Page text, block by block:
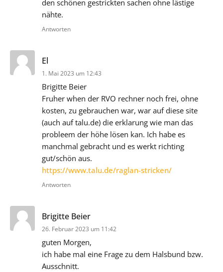
den schönen gestrickten sachen ohne lästige
nähte.
Antworten
El
1. Mai 2023 um 12:43
Brigitte Beier
Fruher when der RVO rechner noch frei, ohne
kosten, zu gebrauchen war, war auf diese site
(auch auf talu.de) die erklarung wie man das
probleem der höhe lösen kan. Ich habe es
manchmal gebracht und es werkt richting
gut/schön aus.
https://www.talu.de/raglan-stricken/
Antworten
Brigitte Beier
26. Februar 2023 um 11:42
guten Morgen,
ich habe mal eine Frage zu dem Halsbund bzw.
Ausschnitt.